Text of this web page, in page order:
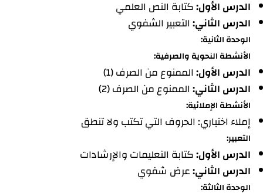
الدرس الأول:كتابة النص العلمي
الدرس الثاني:التعبير الشفوي
الوحدة الثانية:
الأنشطة النحوية والصرفية:
الدرس الأول:الممنوع من الصرف (1)
الدرس الثاني:الممنوع من الصرف (2)
الأنشطة الإملائية:
إملاء اختباري: الحروف التي تكتب ولا تنطق
التعبير:
الدرس الأول:كتابة التعليمات والإرشادات
الدرس الثاني:عرض شفوي
الوحدة الثالثة: